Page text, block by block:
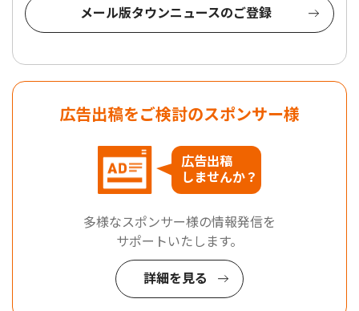
メール版タウンニュースのご登録
広告出稿をご検討のスポンサー様
広告出稿
しませんか？
多様なスポンサー様の情報発信を
サポートいたします。
詳細を見る